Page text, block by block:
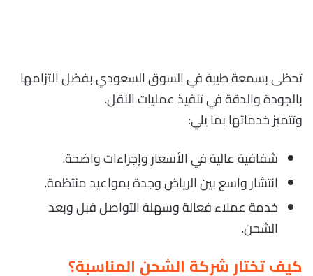
تحظى بسمعة طيبة في السوق السعودي بفضل التزامها
بالجودة والدقة في تنفيذ عمليات النقل.
وتتميز خدماتها بما يلي:
شفافية عالية في الأسعار وإجراءات واضحة.
انتشار واسع بين الرياض وجدة بمواعيد منتظمة.
خدمة عملاء فعالة وسهلة التواصل قبل وبعد
الشحن.
كيف تختار شركة الشحن المناسبة؟